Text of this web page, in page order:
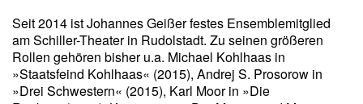
Seit 2014 ist Johannes Geißer festes Ensemblemitglied
am Schiller-Theater in Rudolstadt. Zu seinen größeren
Rollen gehören bisher u.a. Michael Kohlhaas in
»Staatsfeind Kohlhaas« (2015), Andrej S. Prosorow in
»Drei Schwestern« (2015), Karl Moor in »Die